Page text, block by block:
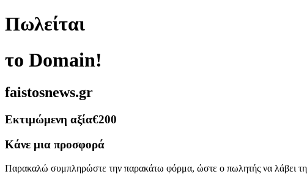
Πωλείται
το Domain!
faistosnews.gr
Εκτιμώμενη αξία€200
Κάνε μια προσφορά
Παρακαλώ συμπληρώστε την παρακάτω φόρμα, ώστε ο πωλητής να λάβει